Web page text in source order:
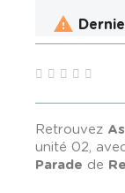

Retrouvez
unité 02,
Parade de